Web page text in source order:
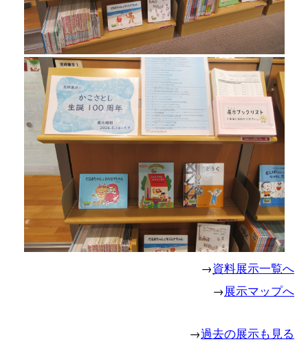
→資料展示一覧へ
→展示マップへ
→過去の展示も見る